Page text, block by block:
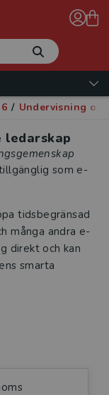
/ Undervisning
ledarskap
som e-
tidsbegränsad
många andra e-
direkt och kan
smarta